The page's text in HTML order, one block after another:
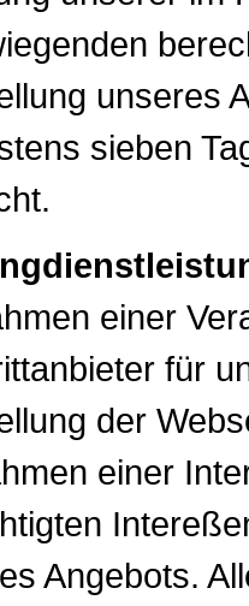
unseres
sieben
einer
für
der
einer
Angebots.